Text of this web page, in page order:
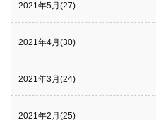
2021年5月(27)
2021年4月(30)
2021年3月(24)
2021年2月(25)